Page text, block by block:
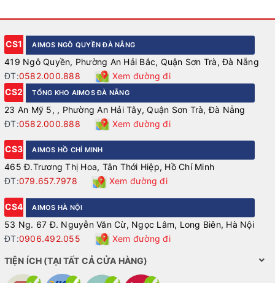
CS1 AIMOS NGÔ QUYỀN ĐÀ NẴNG
419 Ngô Quyền, Phường An Hải Bắc, Quận Sơn Trà, Đà Nẵng
ĐT:0582.000.888
Xem đường đi
CS2
TỔNG KHO AIMOS ĐÀ NẴNG
23 An Mỹ 5, , Phường An Hải Tây, Quận Sơn Trà, Đà Nẵng
ĐT:0582.000.888 Xem đường đi
CS3 AIMOS HỒ CHÍ MINH
465 Đ.Trương Thị Hoa, Tân Thới Hiệp, Hồ Chí Minh
ĐT:079.657.7978 Xem đường đi
CS4 AIMOS HÀ NỘI
53 Ng. 67 Đ. Nguyễn Văn Cừ, Ngọc Lâm, Long Biên, Hà Nội
ĐT:0906.492.055 Xem đường đi
TIỆN ÍCH (TẠI TẤT CẢ CỬA HÀNG)